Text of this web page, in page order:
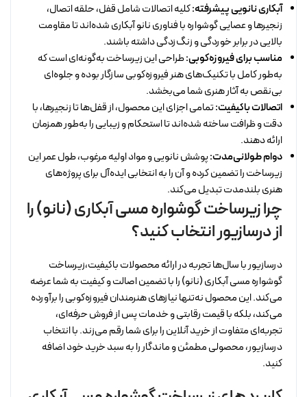
آبکاری نانویی پیشرفته:کلیه اتصالات شامل قفل، حلقه اتصال،
زنجیرها و عصایی گوشواره با فناوری نانو آبکاری شده‌اند تا مقاومت
بالایی در برابر خوردگی و زنگ‌زدگی داشته باشند.
مناسب برای فیروزه‌کوبی:طراحی این زیرساخت به‌گونه‌ای است که
به‌طور کامل با تکنیک‌های هنر فیروزه‌کوبی سازگار بوده و جلوه‌ای
بی‌نقص به آثار هنری شما می‌بخشد.
اتصالات باکیفیت:تمامی اجزای این محصول، از قفل‌ها تا زنجیرها، با
دقت و ظرافت ساخته شده‌اند تا استحکام و زیبایی را به‌طور همزمان
ارائه دهند.
دوام طولانی‌مدت:پوشش نانویی و مواد اولیه مرغوب، طول عمر این
زیرساخت را تضمین کرده و آن را به انتخابی ایده‌آل برای پروژه‌های
هنری بلندمدت تبدیل می‌کند.
چرا زیرساخت گوشواره مسی آبکاری (نانو) را
از درسازیور انتخاب کنید؟
درسازیور با سال‌ها تجربه در ارائه محصولات باکیفیت،زیرساخت
گوشواره مسی آبکاری (نانو) را با تضمین اصالت و کیفیت به شما عرضه
می‌کند. این محصول نه‌تنها نیازهای هنرمندان فیروزه‌کوبی را برآورده
می‌کند، بلکه با قیمت رقابتی و خدمات پس از فروش حرفه‌ای،
تجربه‌ای متفاوت از خرید آنلاین را برای شما رقم می‌زند. با انتخاب
درسازیور، محصولی مطمئن و ماندگار را به سبد خرید خود اضافه
کنید.